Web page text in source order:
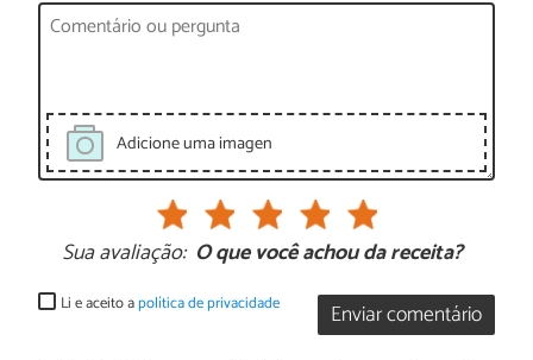
Adicione uma imagen
Sua avaliação: O que você achou da receita?
Enviar comentário
Li e aceito apolítica de privacidade